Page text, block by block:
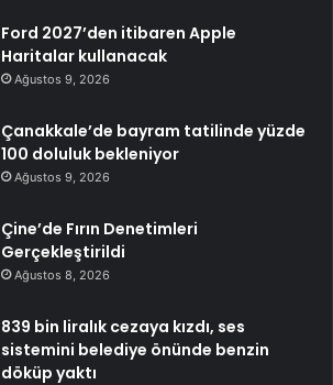
Ford 2027’den itibaren Apple
Haritalar kullanacak
Ağustos 9, 2026
Çanakkale’de bayram tatilinde yüzde
100 doluluk bekleniyor
Ağustos 9, 2026
Çine’de Fırın Denetimleri
Gerçekleştirildi
Ağustos 8, 2026
839 bin liralık cezaya kızdı, ses
sistemini belediye önünde benzin
döküp yaktı